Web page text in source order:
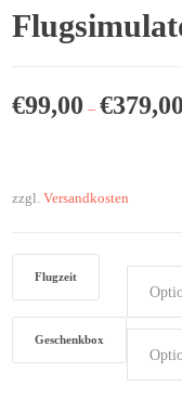
€99,00 –€379,00
zzgl.Versandkosten
Flugzeit
Geschenkbox